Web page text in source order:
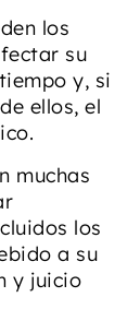
los
su
y, si
ellos, el
muchas
los
a su
y juicio